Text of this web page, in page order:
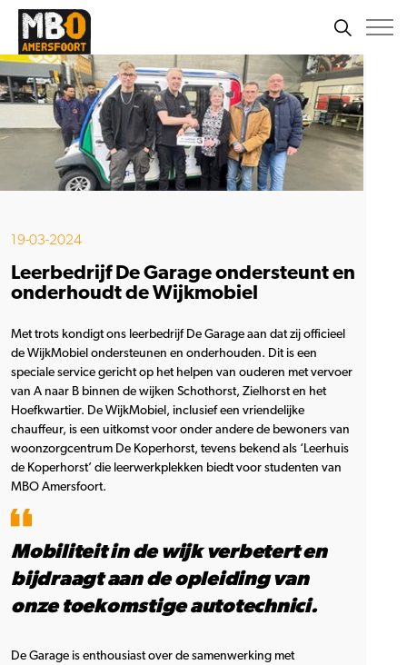
19-03-2024
Leerbedrijf De Garage ondersteunt en
onderhoudt de Wijkmobiel
Met trots kondigt ons leerbedrijf De Garage aan dat zij officieel
de WijkMobiel ondersteunen en onderhouden. Dit is een
speciale service gericht op het helpen van ouderen met vervoer
van A naar B binnen de wijken Schothorst, Zielhorst en het
Hoefkwartier. De WijkMobiel, inclusief een vriendelijke
chauffeur, is een uitkomst voor onder andere de bewoners van
woonzorgcentrum De Koperhorst, tevens bekend als ‘Leerhuis
de Koperhorst’ die leerwerkplekken biedt voor studenten van
MBO Amersfoort.
Mobiliteit in de wijk verbetert en
bijdraagt aan de opleiding van
onze toekomstige autotechnici.
De Garage is enthousiast over de samenwerking met